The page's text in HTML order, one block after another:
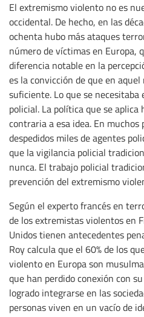
El extremismo violento no es
occidental. De hecho, en las
ochenta hubo más ataques
número de víctimas en Europa,
diferencia notable en la
es la convicción de que en
suficiente. Lo que se
policial. La política que se aplica
contraria a esa idea. En muchos
despedidos miles de agentes
que la vigilancia policial
nunca. El trabajo policial
prevención del extremismo
Según el experto francés en
de los extremistas violentos en
Unidos tienen antecedentes
Roy calcula que el 60% de los
violento en Europa son
que han perdido conexión con
logrado integrarse en las
personas viven en un vacío de